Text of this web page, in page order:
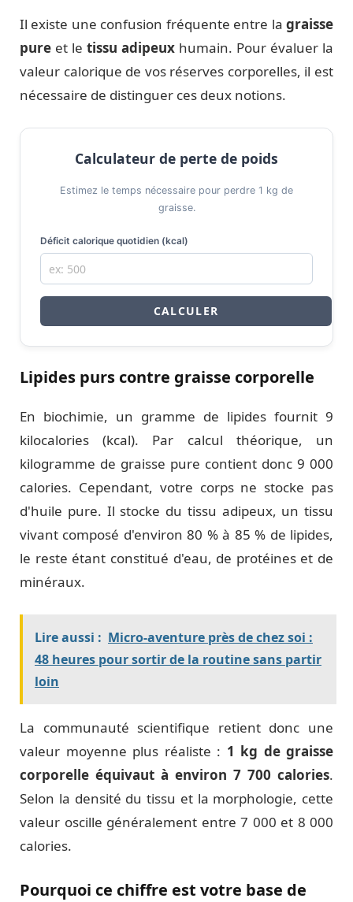
Il existe une confusion fréquente entre la graisse
pure et le tissu adipeux humain. Pour évaluer la
valeur calorique de vos réserves corporelles, il est
nécessaire de distinguer ces deux notions.
Calculateur de perte de poids
Estimez le temps nécessaire pour perdre 1 kg de
graisse.
Déficit calorique quotidien (kcal)
CALCULER
Lipides purs contre graisse corporelle
En biochimie, un gramme de lipides fournit 9
kilocalories (kcal). Par calcul théorique, un
kilogramme de graisse pure contient donc 9 000
calories. Cependant, votre corps ne stocke pas
d'huile pure. Il stocke du tissu adipeux, un tissu
vivant composé d'environ 80 % à 85 % de lipides,
le reste étant constitué d'eau, de protéines et de
minéraux.
Lire aussi : Micro-aventure près de chez soi :
48 heures pour sortir de la routine sans partir
loin
La communauté scientifique retient donc une
valeur moyenne plus réaliste : 1 kg de graisse
corporelle équivaut à environ 7 700 calories.
Selon la densité du tissu et la morphologie, cette
valeur oscille généralement entre 7 000 et 8 000
calories.
Pourquoi ce chiffre est votre base de